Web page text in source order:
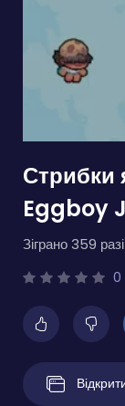
Стрибки
Eggboy
Зіграно 359
0